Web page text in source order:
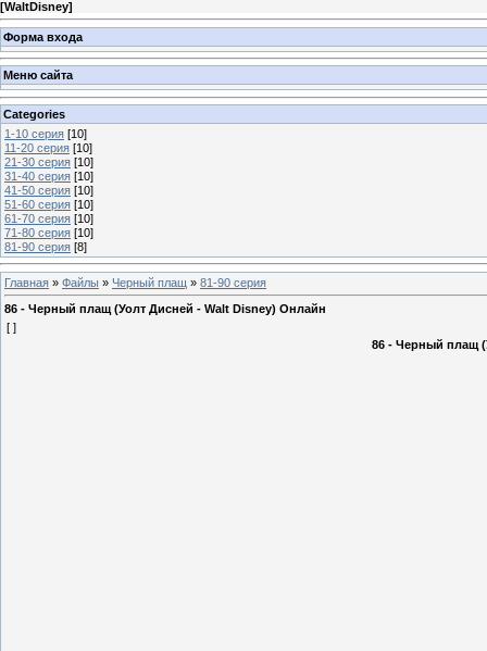
[WaltDisney]
Форма входа
Меню сайта
Categories
1-10 серия [10]
11-20 серия [10]
21-30 серия [10]
31-40 серия [10]
41-50 серия [10]
51-60 серия [10]
61-70 серия [10]
71-80 серия [10]
81-90 серия [8]
Главная » Файлы » Черный плащ » 81-90 серия
86 - Черный плащ (Уолт Дисней - Walt Disney) Онлайн
[ ]
86 - Черный плащ